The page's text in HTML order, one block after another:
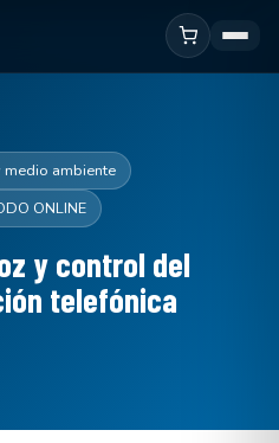
medio ambiente
ONLINE
y control del
telefónica